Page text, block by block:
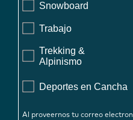
Snowboard
Trabajo
Trekking &
Alpinismo
Deportes en Cancha
Al proveernos tu correo